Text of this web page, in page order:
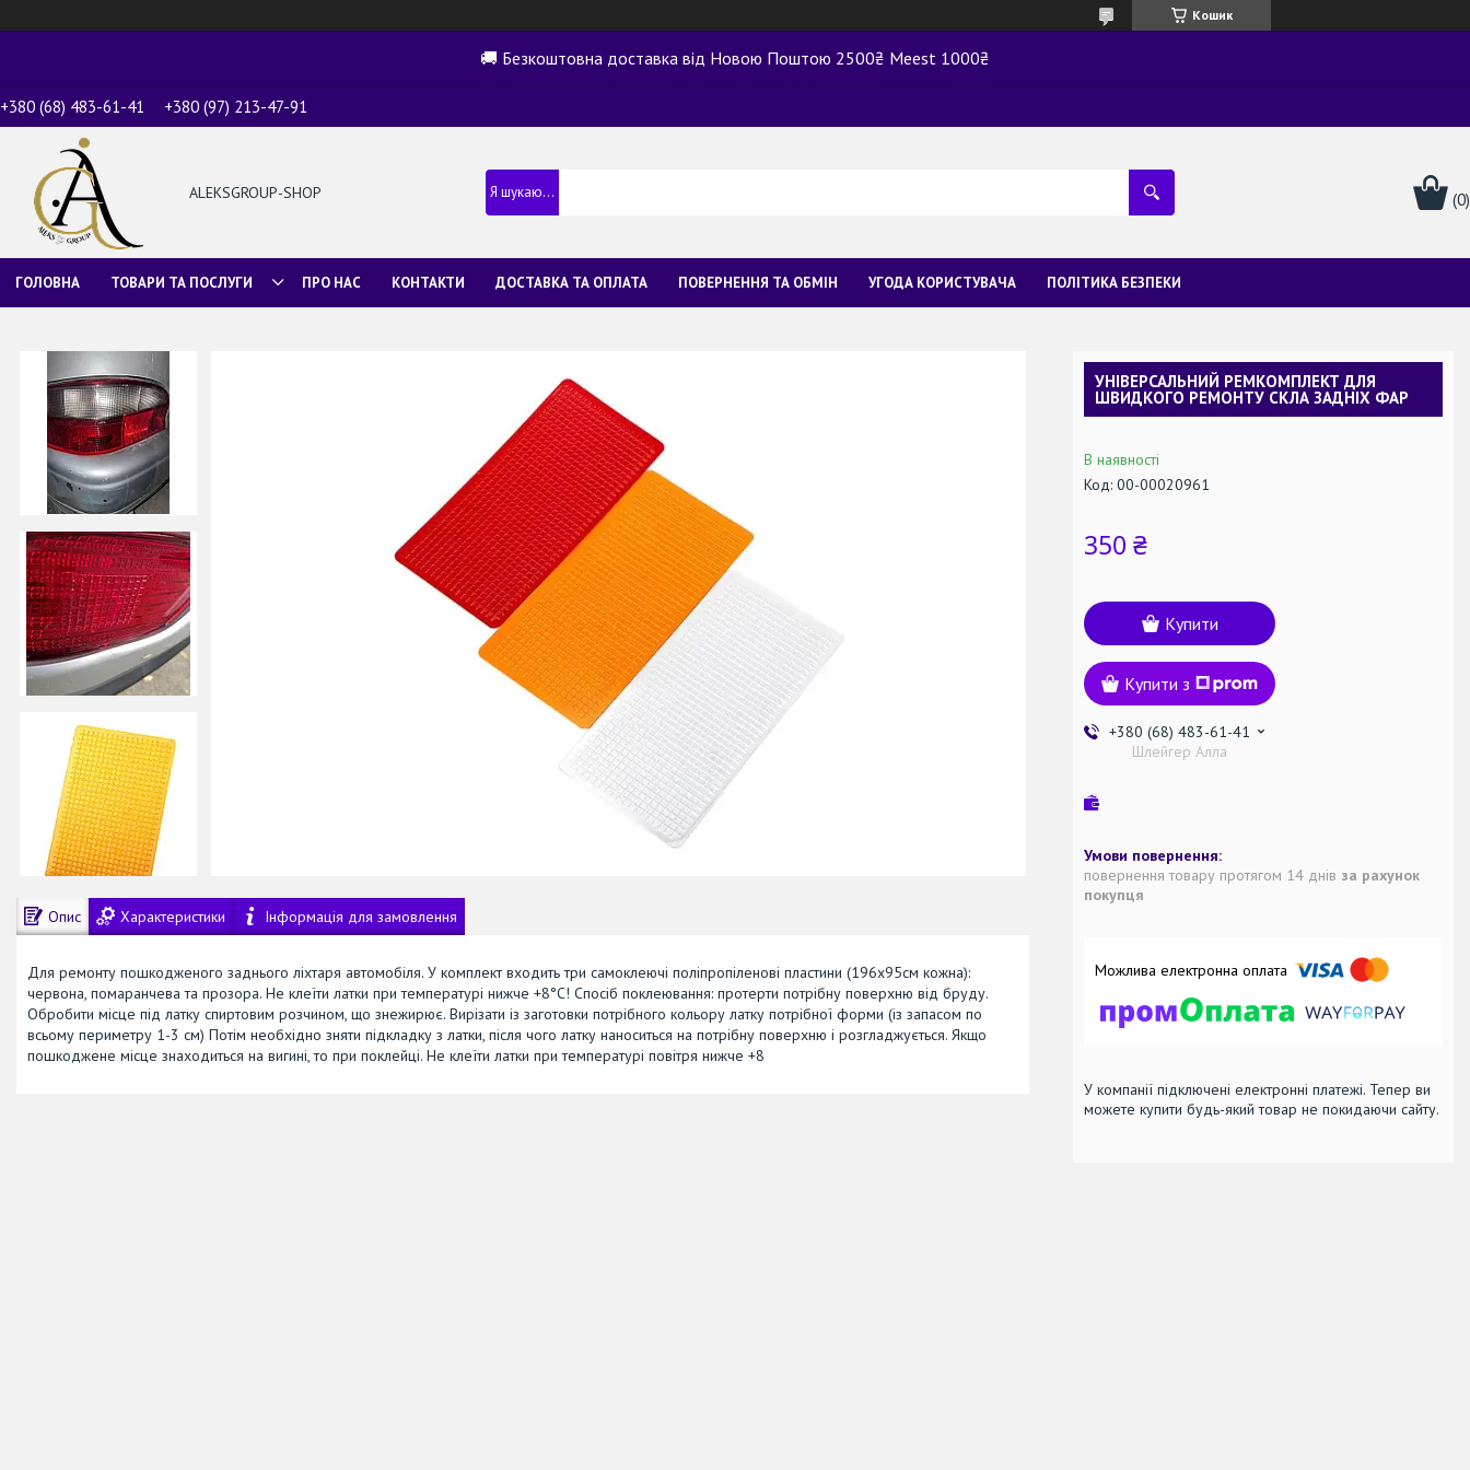
Кошик
🚚 Безкоштовна доставка від Новою Поштою 2500₴ Meest 1000₴
+380 (68) 483-61-41 +380 (97) 213-47-91
ALEKSGROUP-SHOP
ГОЛОВНА ТОВАРИ ТА ПОСЛУГИ ПРО НАС КОНТАКТИ ДОСТАВКА ТА ОПЛАТА ПОВЕРНЕННЯ ТА ОБМІН УГОДА КОРИСТУВАЧА ПОЛІТИКА БЕЗПЕКИ
Опис Характеристики Інформація для замовлення
Для ремонту пошкодженого заднього ліхтаря автомобіля. У комплект входить три самоклеючі поліпропіленові пластини (196х95см кожна):
червона, помаранчева та прозора. Не клеїти латки при температурі нижче +8°С! Спосіб поклеювання: протерти потрібну поверхню від бруду.
Обробити місце під латку спиртовим розчином, що знежирює. Вирізати із заготовки потрібного кольору латку потрібної форми (із запасом по
всьому периметру 1-3 см) Потім необхідно зняти підкладку з латки, після чого латку наноситься на потрібну поверхню і розгладжується. Якщо
пошкоджене місце знаходиться на вигині, то при поклейці. Не клеїти латки при температурі повітря нижче +8
УНІВЕРСАЛЬНИЙ РЕМКОМПЛЕКТ ДЛЯ
ШВИДКОГО РЕМОНТУ СКЛА ЗАДНІХ ФАР
В наявності
Код: 00-00020961
350 ₴
Купити
Купити з
+380 (68) 483-61-41
Шлейгер Алла
повернення товару протягом 14 днів за рахунок
покупця
У компанії підключені електронні платежі. Тепер ви
можете купити будь-який товар не покидаючи сайту.